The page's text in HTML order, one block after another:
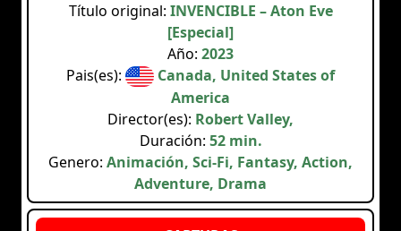
Título original: INVENCIBLE – Aton Eve
[Especial]
Año: 2023
Pais(es):
Canada, United States of
America
Director(es): Robert Valley,
Duración: 52 min.
Genero: Animación, Sci-Fi, Fantasy, Action,
Adventure, Drama